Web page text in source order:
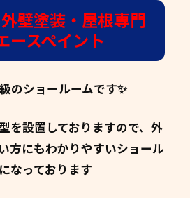
壁塗装・屋根専門
スペイント
のショールームです✨
を設置しておりますので、外
方にもわかりやすいショール
なっております